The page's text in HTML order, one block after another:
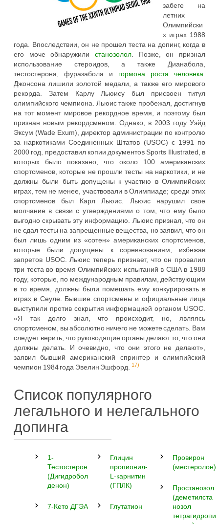
забеге на
летних
Олимпийски
х играх 1988
года. Впоследствии, он не прошел теста на допинг, когда в
его моче обнаружили станозолол . Позже, он признал
использование стероидов, а также Дианабола,
тестостерона, фуразабола и гормона роста человека
Джонсона лишили золотой медали, а также его мирового
рекорда. Затем Карлу Льюису был присвоен титул
олимпийского чемпиона. Льюис также пробежал, достигнув
на тот момент мировое рекордное время, и поэтому был
признан новым рекордсменом. Однако, в 2003 году Уэйд
Эксум (Wade Exum), директор администрации по контролю
за наркотиками Соединенных Штатов (USOC) с 1991 по
2000 год, предоставил копии документов Sports Illustrated, в
которых было показано, что около 100 американских
спортсменов, которые не прошли тесты на наркотики, и не
должны были быть допущены к участию в Олимпийских
играх, тем не менее, участвовали в Олимпиаде; среди этих
спортсменов был Карл Льюис. Льюис нарушил свое
молчание в связи с утверждениями о том, что ему было
выгодно скрывать эту информацию. Льюис признал, что он
не сдал тесты на запрещенные вещества, но заявил, что он
был лишь одним из «сотен» американских спортсменов,
которые были допущены к соревнованиям, избежав
запретов USOC. Льюис теперь признает, что он провалил
три теста во время Олимпийских испытаний в США в 1988
году, которые, по международным правилам, действующим
в то время, должны были помешать ему конкурировать в
играх в Сеуле. Бывшие спортсмены и официальные лица
выступили против сокрытия информацией органом USOC.
«Я так долго знал, что происходит, но, являясь
спортсменом, вы абсолютно ничего не можете сделать. Вам
следует верить, что руководящие органы делают то, что они
должны делать. И очевидно, что они этого не делают»,
заявил бывший американский спринтер и олимпийский
чемпион 1984 года Эвелин Эшфорд.
17)
Список популярного
легального и нелегального
допинга
1-
Тестостерон
(Дигидробол
денон)
7-Кето ДГЭА
Глицин
пропионил-
L-карнитин
(ГПЛК)
Глутатион
Провирон
(местеролон)
Простанозол
(деметилста
нозол
тетрагидропи